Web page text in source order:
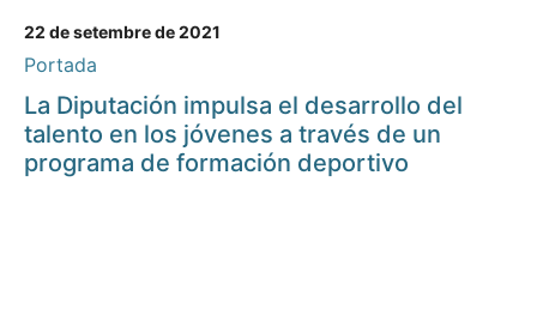
22 de setembre de 2021
Portada
La Diputación impulsa el desarrollo del
talento en los jóvenes a través de un
programa de formación deportivo